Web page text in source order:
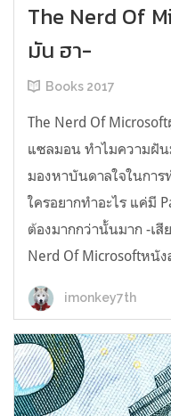
The Nerd Of
มัน ฮา-
Books 2017
The Nerd Of
แซลมอน ทำไมความฝั
มองหาบันดาลใจในกา
ใครอยากทำอะไร แค่มี
ต้องมากกว่านั้นมาก -เสี
Nerd Of Microsoftหนัง
imonkey7th